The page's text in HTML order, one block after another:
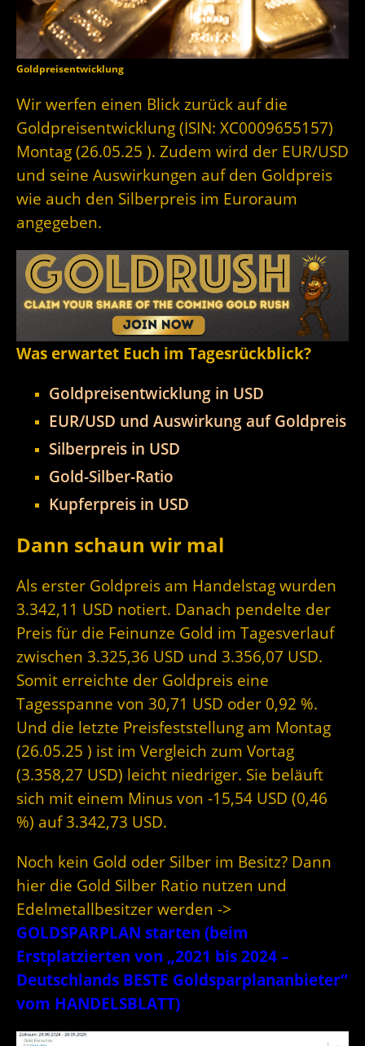
Goldpreisentwicklung
Wir werfen einen Blick zurück auf die
Goldpreisentwicklung (ISIN: XC0009655157)
Montag (26.05.25 ). Zudem wird der EUR/USD
und seine Auswirkungen auf den Goldpreis
wie auch den Silberpreis im Euroraum
angegeben.
Was erwartet Euch im Tagesrückblick?
Goldpreisentwicklung in USD
EUR/USD und Auswirkung auf Goldpreis
Silberpreis in USD
Gold-Silber-Ratio
Kupferpreis in USD
Dann schaun wir mal
Als erster Goldpreis am Handelstag wurden
3.342,11 USD notiert. Danach pendelte der
Preis für die Feinunze Gold im Tagesverlauf
zwischen 3.325,36 USD und 3.356,07 USD.
Somit erreichte der Goldpreis eine
Tagesspanne von 30,71 USD oder 0,92 %.
Und die letzte Preisfeststellung am Montag
(26.05.25 ) ist im Vergleich zum Vortag
(3.358,27 USD) leicht niedriger. Sie beläuft
sich mit einem Minus von -15,54 USD (0,46
%) auf 3.342,73 USD.
Noch kein Gold oder Silber im Besitz? Dann
hier die Gold Silber Ratio nutzen und
Edelmetallbesitzer werden ->
GOLDSPARPLAN starten (beim
Erstplatzierten von „2021 bis 2024 –
Deutschlands BESTE Goldsparplananbieter“
vom HANDELSBLATT)